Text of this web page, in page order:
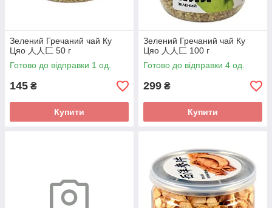
Зелений Гречаний чай Ку
Цяо 人人匚 50 г
Готово до відправки 1 од.
145 ₴
Купити
Зелений Гречаний чай Ку
Цяо 人人匚 100 г
Готово до відправки 4 од.
299 ₴
Купити